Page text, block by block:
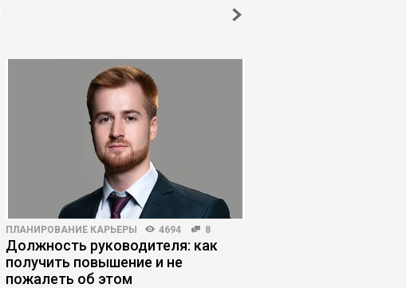
ПЛАНИРОВАНИЕ КАРЬЕРЫ 4694 8
Должность руководителя: как
получить повышение и не
пожалеть об этом